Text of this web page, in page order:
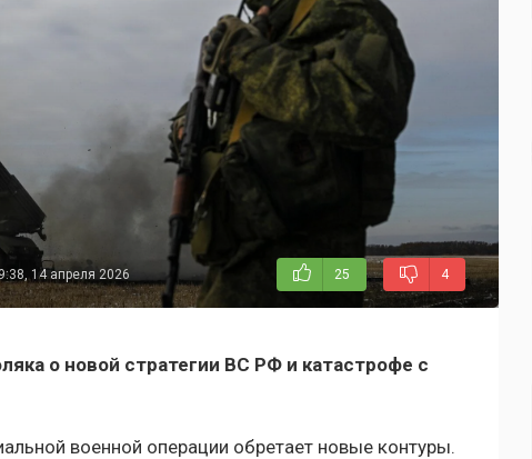
14 апреля 2026 25 4
о новой стратегии ВС РФ и катастрофе с
военной операции обретает новые контуры.